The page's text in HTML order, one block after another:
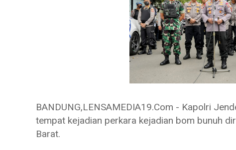
BANDUNG,LENSAMEDIA19.Com - Kapolri
tempat kejadian perkara kejadian bom bunuh
Barat.